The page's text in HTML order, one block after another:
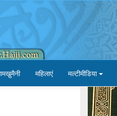
महिलाएं मल्टीमीडिया